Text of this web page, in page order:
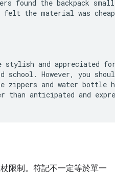
felt the material was
stylish and appreciated
However, you
and water bottle
than anticipated and
限制。符記不一定等於單一